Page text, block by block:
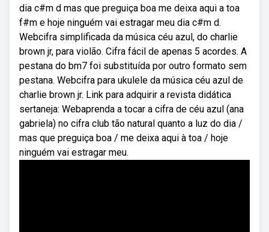
dia c#m d mas que preguiça boa me deixa aqui a toa
f#m e hoje ninguém vai estragar meu dia c#m d.
Webcifra simplificada da música céu azul, do charlie
brown jr, para violão. Cifra fácil de apenas 5 acordes. A
pestana do bm7 foi substituída por outro formato sem
pestana. Webcifra para ukulele da música céu azul de
charlie brown jr. Link para adquirir a revista didática
sertaneja: Webaprenda a tocar a cifra de céu azul (ana
gabriela) no cifra club tão natural quanto a luz do dia /
mas que preguiça boa / me deixa aqui à toa / hoje
ninguém vai estragar meu.